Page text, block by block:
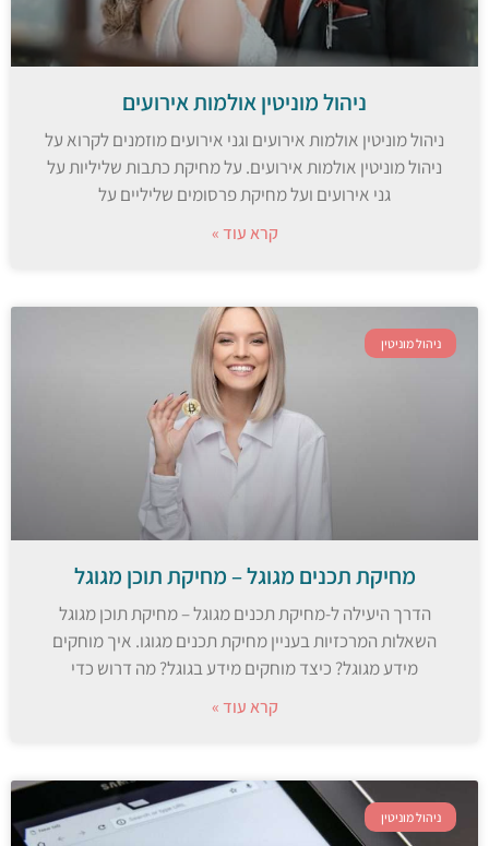
ניהול מוניטין אולמות אירועים
ניהול מוניטין אולמות אירועים וגני אירועים מוזמנים לקרוא על
ניהול מוניטין אולמות אירועים. על מחיקת כתבות שליליות על
גני אירועים ועל מחיקת פרסומים שליליים על
קרא עוד »
ניהול מוניטין
מחיקת תכנים מגוגל – מחיקת תוכן מגוגל
הדרך היעילה ל-מחיקת תכנים מגוגל – מחיקת תוכן מגוגל
השאלות המרכזיות בעניין מחיקת תכנים מגוגו. איך מוחקים
מידע מגוגל? כיצד מוחקים מידע בגוגל? מה דרוש כדי
קרא עוד »
ניהול מוניטין